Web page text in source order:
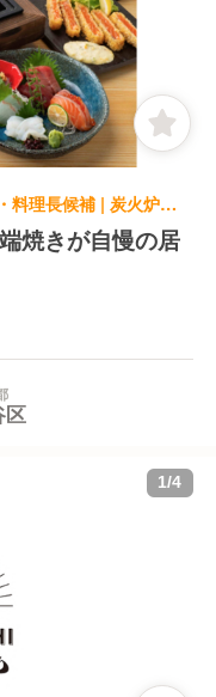
居酒屋, 創作・ダイニングバー | 料理長・料理長候補 | 炭火炉端と肉 金しゃもじ 渋谷
焼きが自慢の居
区
1/4